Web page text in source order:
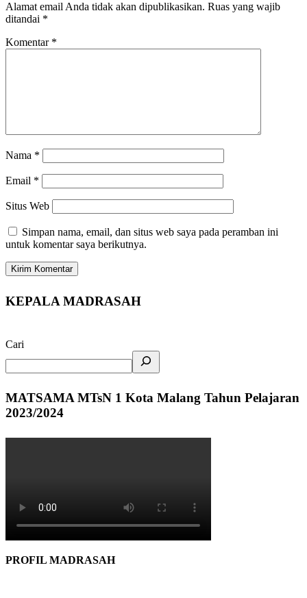
Alamat email Anda tidak akan dipublikasikan. Ruas yang wajib
ditandai *
Komentar *
Nama *
Email *
Situs Web
Simpan nama, email, dan situs web saya pada peramban ini
untuk komentar saya berikutnya.
KEPALA MADRASAH
Cari
MATSAMA MTsN 1 Kota Malang Tahun Pelajaran
2023/2024
PROFIL MADRASAH